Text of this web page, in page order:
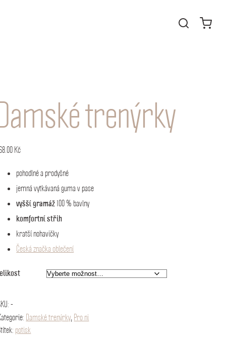
trenýrky
Kč
pohodlné a prodyšné
jemná vytkávaná guma v pase
vyšší gramáž 100 % bavlny
komfortní střih
kratší nohavičky
Česká značka oblečení
-
Damské trenýrky, Pro ni
potisk